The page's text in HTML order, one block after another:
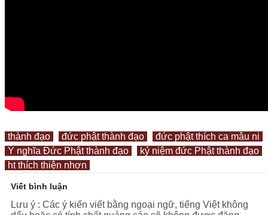
thành đạo đức phật thành đạo
đức phật thích ca mâu ni
Ý nghĩa Đức Phật thành đạo
kỷ niệm đức Phật thành đạo
ht thích thiện nhơn
Viết bình luận
Lưu ý : Các ý kiến viết bằng ngoại ngữ, tiếng Việt không